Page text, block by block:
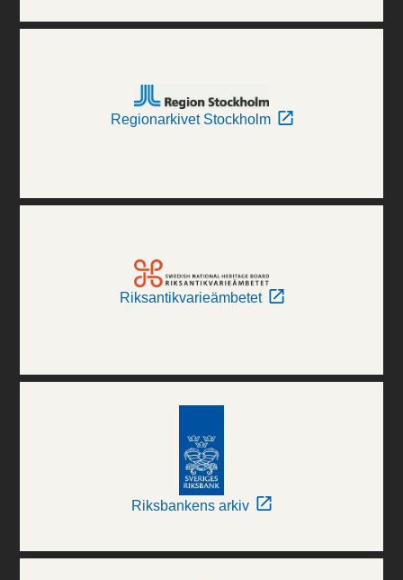
Regionarkivet Stockholm
Riksantikvarieämbetet
Riksbankens arkiv